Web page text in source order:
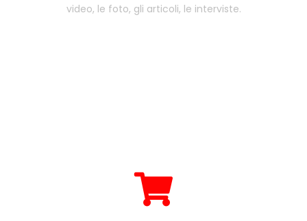
video, le foto, gli articoli, le interviste.